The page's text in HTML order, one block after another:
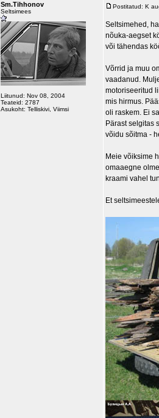
Sm.Tihhonov
Seltsimees
Liitunud: Nov 08, 2004
Teateid: 2787
Asukoht: Telliskivi, Viimsi
Postitatud: K
Seltsimehed,
nõuka-aegset
või tähendas
Võrrid ja muu
vaadanud.
motoriseeritud
mis hirmus.
oli raskem. Ei
Pärast selgitas
võidu sõitma -
Meie võiksime
omaaegne
kraami vahel
Et